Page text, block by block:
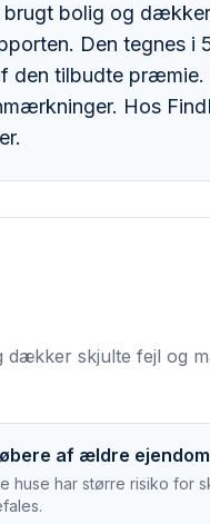
bolig og
Den tegnes i
den tilbudte præmie.
Hos
skjulte fejl og
af ældre ejendom
huse har større risiko for